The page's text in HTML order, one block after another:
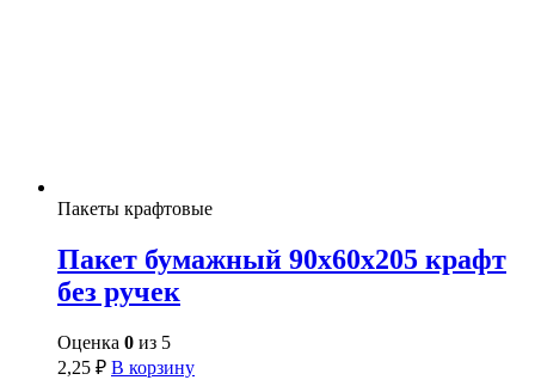
Пакеты крафтовые
Пакет бумажный 90х60х205 крафт
без ручек
Оценка 0 из 5
2,25 ₽ В корзину